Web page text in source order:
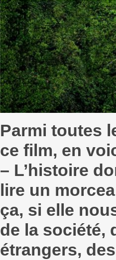
Parmi toutes
ce film, en
– L’histoire
lire un
ça, si elle
de la société,
étrangers,